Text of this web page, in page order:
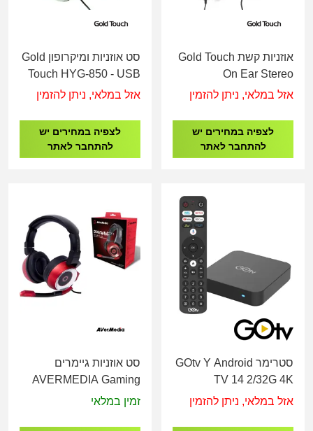
אוזניות קשת Gold Touch
On Ear Stereo
HeadPhone HYG-760 -
אזל במלאי, ניתן להזמין
לצפיה במחירים יש
להתחבר לאתר
סט אוזניות ומיקרופון Gold
Touch HYG-850 - USB
אזל במלאי, ניתן להזמין
לצפיה במחירים יש
להתחבר לאתר
סטרימר GOtv Y Android
TV 14 2/32G 4K
אזל במלאי, ניתן להזמין
סט אוזניות גיימרים
AVERMEDIA Gaming
Headset 7.1 GH337
זמין במלאי